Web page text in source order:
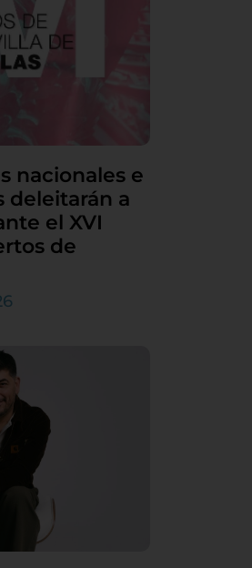
nacionales e
deleitarán a
el XVI
de